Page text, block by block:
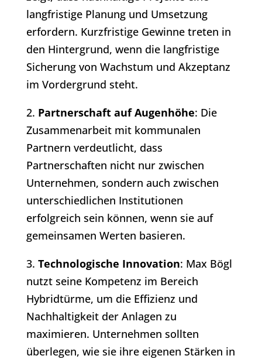
langfristige Planung und Umsetzung
erfordern. Kurzfristige Gewinne treten in
den Hintergrund, wenn die langfristige
Sicherung von Wachstum und Akzeptanz
im Vordergrund steht.
2. Partnerschaft auf Augenhöhe: Die
Zusammenarbeit mit kommunalen
Partnern verdeutlicht, dass
Partnerschaften nicht nur zwischen
Unternehmen, sondern auch zwischen
unterschiedlichen Institutionen
erfolgreich sein können, wenn sie auf
gemeinsamen Werten basieren.
3. Technologische Innovation: Max Bögl
nutzt seine Kompetenz im Bereich
Hybridtürme, um die Effizienz und
Nachhaltigkeit der Anlagen zu
maximieren. Unternehmen sollten
überlegen, wie sie ihre eigenen Stärken in